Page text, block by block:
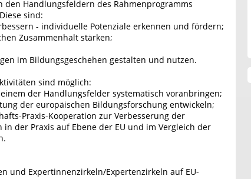
Handlungsfeldern des Rahmenprogramms
sind:
- individuelle Potenziale erkennen und fördern;
Zusammenhalt stärken;
im Bildungsgeschehen gestalten und nutzen.
sind möglich:
der Handlungsfelder systematisch voranbringen;
der europäischen Bildungsforschung entwickeln;
Praxis-Kooperation zur Verbesserung der
der Praxis auf Ebene der EU und im Vergleich der
und Expertinnenzirkeln/Expertenzirkeln auf EU-